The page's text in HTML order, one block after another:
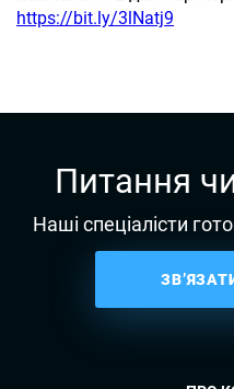
https://bit.ly/3lNatj9
Питання
Наші спеціалісти